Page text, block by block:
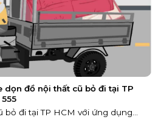
dọn đồ nội thất cũ bỏ đi tại TP
đi tại TP HCM với ứng dụng...